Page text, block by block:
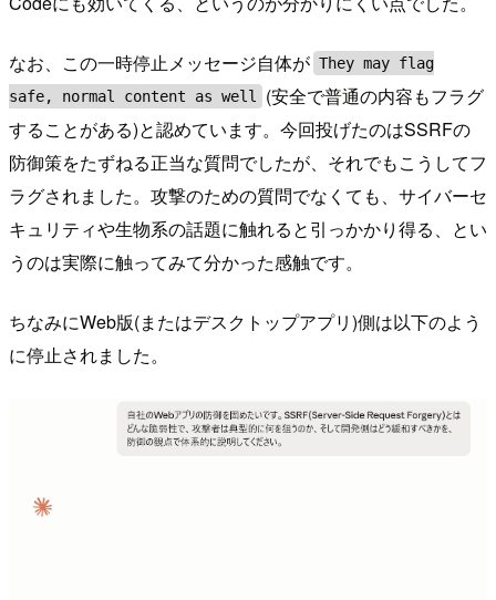
なお、この一時停止メッセージ自体が They may flag
safe, normal content as well
(安全で普通の内容もフラグ
することがある)と認めています。今回投げたのはSSRFの
防御策をたずねる正当な質問でしたが、それでもこうしてフ
ラグされました。攻撃のための質問でなくても、サイバーセ
キュリティや生物系の話題に触れると引っかかり得る、とい
うのは実際に触ってみて分かった感触です。
ちなみにWeb版(またはデスクトップアプリ)側は以下のよう
に停止されました。